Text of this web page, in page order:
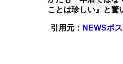
ことは珍しい』と驚
引用元： NEWSポ